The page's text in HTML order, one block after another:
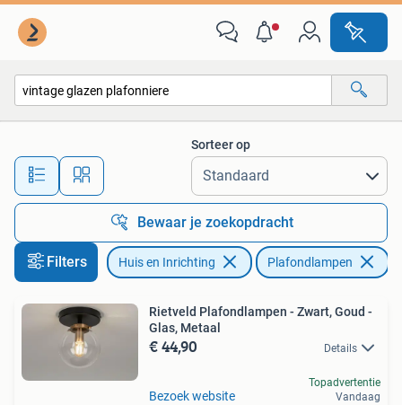
Alle afstanden…
Sorteer op
Bewaar je zoekopdracht
Filters Huis en Inrichting Plafondlampen
Rietveld Plafondlampen - Zwart, Goud -
Glas, Metaal
€ 44,90 Details
Bezoek website
Topadvertentie
Vandaag